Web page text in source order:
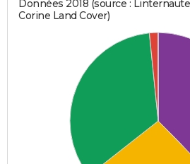
Données 2018 (source :
Corine Land Cover)